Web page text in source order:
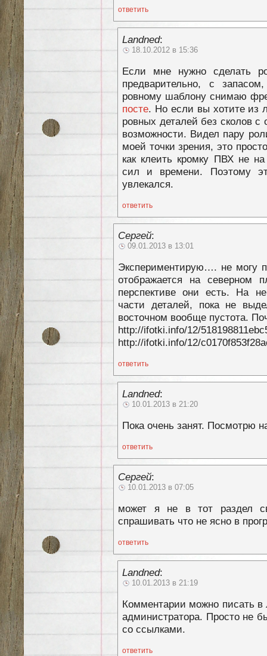
ответить
Landned:
18.10.2012 в 15:36
Если мне нужно сделать
предварительно, с
ровному шаблону снимаю
посте. Но если вы хотите из
ровных деталей без сколов с
возможности. Видел пару
моей точки зрения, это
как клеить кромку ПВХ не
сил и времени. Поэтому
увлекался.
ответить
Сергей:
09.01.2013 в 13:01
Экспериментирую…. не могу
отображается на северном
перспективе они есть. На
части деталей, пока не
восточном вообще пустота.
http://ifotki.info/12/
http://ifotki.info/12/
ответить
Landned:
10.01.2013 в 21:20
Пока очень занят. Посмотрю
ответить
Сергей:
10.01.2013 в 07:05
может я не в тот раздел
спрашивать что не ясно в
ответить
Landned:
10.01.2013 в 21:19
Комментарии можно писать
администратора. Просто не
со ссылками.
ответить